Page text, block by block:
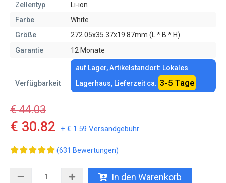
Zellentyp
Li-ion
Farbe
White
Größe
272.05x35.37x19.87mm (L * B * H)
Garantie
12 Monate
Verfügbarkeit
auf Lager, Artikelstandort: Lokales
Lagerhaus, Lieferzeit ca. 3-5 Tage
€ 44.03
€ 30.82 + € 1.59 Versandgebühr
(631 Bewertungen)
In den Warenkorb